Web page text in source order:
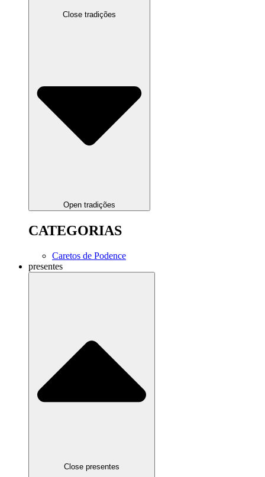
Close tradições
Open tradições
CATEGORIAS
Caretos de Podence
presentes
Close presentes